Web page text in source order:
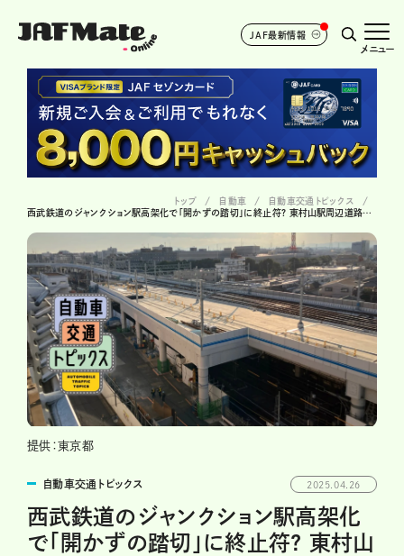
JAF最新情報
メニュー
トップ 自動車
自動車交通トピックス
西武鉄道のジャンクション駅高架化で「開かずの踏切」に終止符? 東村山駅周辺道路の未来に注目!
提供：東京都
自動車交通トピックス 2025.04.26
西武鉄道のジャンクション駅高架化
で「開かずの踏切」に終止符? 東村山